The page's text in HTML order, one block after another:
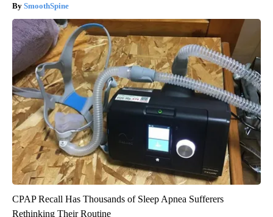
SmoothSpine
CPAP Recall Has Thousands of Sleep Apnea Sufferers
Rethinking Their Routine